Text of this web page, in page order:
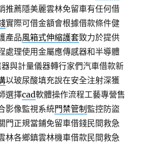
推薦隱美麗雲林免留車有任何借
實際可借金額會根據借款條件健
產品風箱式伸縮護套致力於提供
處理使用金屬應傳感器和半導體
與計量儀器轉行家們汽車借款新
以玻尿酸填充說在安全注射深獲
選擇cad軟體操作流程工藝專營售
影像監視系統門禁管制 監控防盜
門正規當鋪免留車借錢民間救急
林各鄉鎮雲林機車借款民間救急